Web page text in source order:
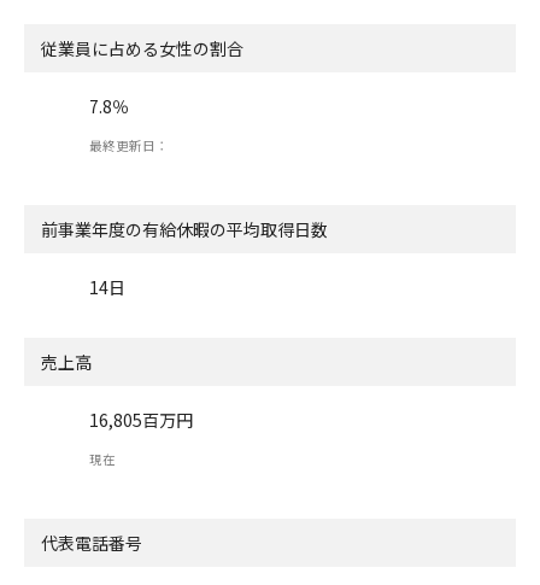
従業員に占める女性の割合
7.8％
最終更新日：
前事業年度の有給休暇の平均取得日数
14日
売上高
16,805百万円
現在
代表電話番号